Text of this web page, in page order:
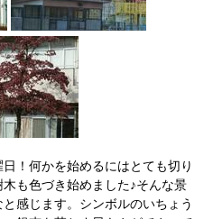
！何かを始めるにはとても切り
も色づき始めました♪そんな景
感じます。シンボルのいちょう